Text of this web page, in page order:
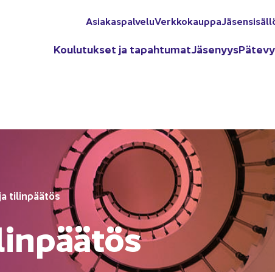
Asia­kas­pal­ve­luVerk­ko­kaup­pa
Kou­lu­tuk­set ja ta­pah­tu­matJä­se­nyys
ti­lin­pää­tös